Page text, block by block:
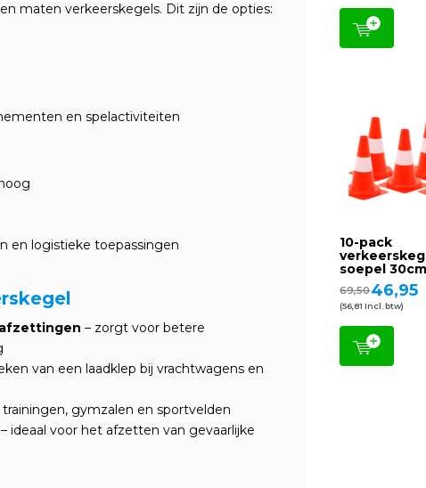
maten verkeerskegels. Dit zijn de opties:
en spelactiviteiten
en logistieke toepassingen
– zorgt voor betere
van een laadklep bij vrachtwagens en
gymzalen en sportvelden
– ideaal voor het afzetten van gevaarlijke
10-pack
soepel
69,5046,95
(56,81 Incl. btw)